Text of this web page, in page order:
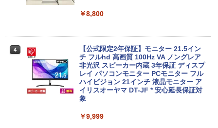
15型 Windows11 最大メモリ32GB新品S
￥16,800
MS Office 2024 H&B 搭載｜中古 Micros
oft Surface Book 2｜中古ノートパソコ
ン Windows11 Office付 13.5型｜Core i
Bカメラ 無線 Wi-Fi 顔認証 USB-C 純正
VDマルチ | Win11Pro64Bit
【今だけ】全品ポイント10倍 お買い物マ
ラソン★8/4～8/11★中古パソコン デス
クトップPC hp ProDesk 600 G4 SFF C
ore i5 8500 メモリ8GB / 16GB SSD128
GB / 256GB / 512GB Windows11 Pro 6
￥8,800
4
【公式限定2年保証】モニター 21.5イン
チ フルhd 高画質 100Hz VA ノングレア
非光沢 スピーカー内蔵 3年保証 ディスプ
レイ パソコンモニター PCモニター フル
ハイビジョン 21インチ 液晶モニター ア
イリスオーヤマ DT-JF * 安心延長保証対
象
￥9,999